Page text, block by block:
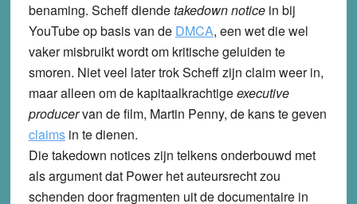
benaming. Scheff diendetakedown noticein bij
YouTube op basis van de DMCA, een wet die wel
vaker misbruikt wordt om kritische geluiden te
smoren. Niet veel later trok Scheff zijn claim weer in,
maar alleen om de kapitaalkrachtigeexecutive
producervan de film, Martin Penny, de kans te geven
claimsin te dienen.
Die takedown notices zijn telkens onderbouwd met
als argument dat Power het auteursrecht zou
schenden door fragmenten uit de documentaire in